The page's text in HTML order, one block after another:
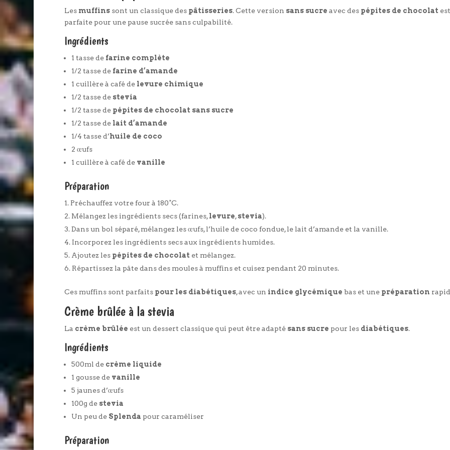
Les muffinssont un classique des pâtisseries. Cette version sans sucre avec des pépites de chocolat est
parfaite pour une pause sucrée sans culpabilité.
Ingrédients
1 tasse de farine complète
1/2 tasse de farine d’amande
1 cuillère à café de levure chimique
1/2 tasse de stevia
1/2 tasse de pépites de chocolat sans sucre
1/2 tasse de lait d’amande
1/4 tasse d’huile de coco
2 œufs
1 cuillère à café de vanille
Préparation
Préchauffez votre four à 180°C.
Mélangez les ingrédients secs (farines,levure,stevia).
Dans un bol séparé, mélangez les œufs, l’huile de coco fondue, le lait d’amande et la vanille.
Incorporez les ingrédients secs aux ingrédients humides.
Ajoutez les pépites de chocolat et mélangez.
Répartissez la pâte dans des moules à muffins et cuisez pendant 20 minutes.
Ces muffins sont parfaits pour les diabétiques, avec un indice glycémique bas et une préparation
Crème brûlée à la stevia
La crème brûlée est un dessert classique qui peut être adapté sans sucre pour les diabétiques.
Ingrédients
500ml de crème liquide
1 gousse de vanille
5 jaunes d’œufs
100g de stevia
Un peu de Splenda pour caraméliser
Préparation